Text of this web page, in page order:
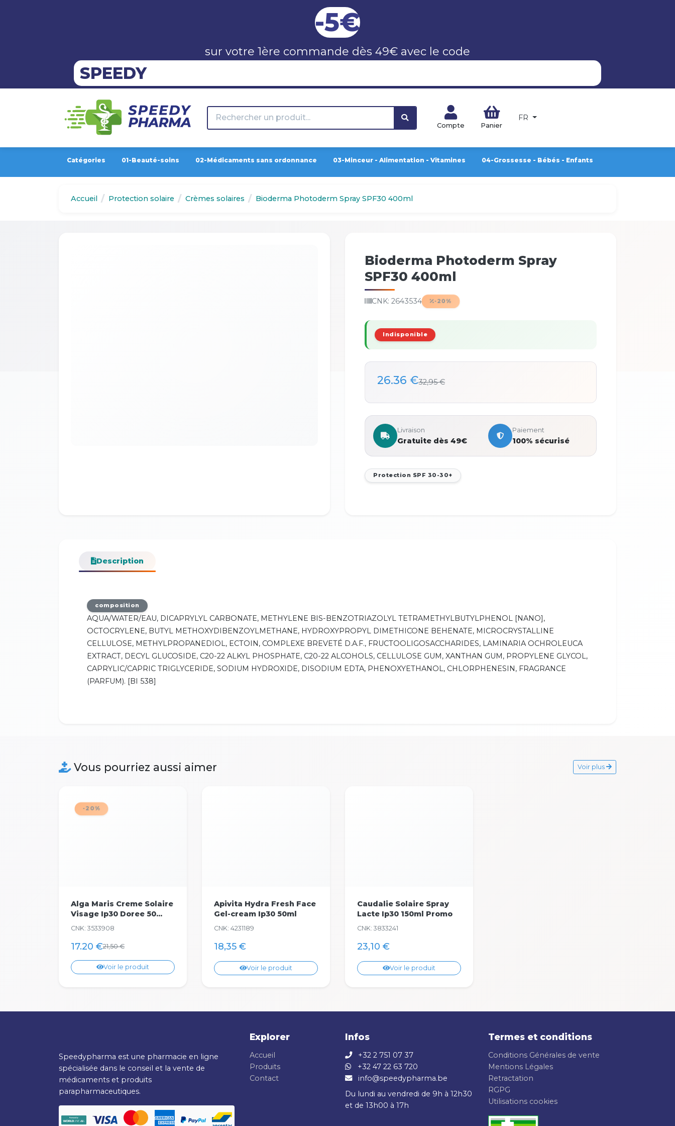
-5€
sur votre 1ère commande dès 49€ avec le code
SPEEDY
Compte Panier
FR
Catégories 01-Beauté-soins 02-Médicaments sans ordonnance 03-Minceur - Alimentation - Vitamines 04-Grossesse - Bébés - Enfants
Accueil Protection solaire Crèmes solaires Bioderma Photoderm Spray SPF30 400ml
Bioderma Photoderm Spray
SPF30 400ml
CNK: 2643534 -20%
Indisponible
26.36 €32,95 €
Livraison
Gratuite dès 49€
Paiement
100% sécurisé
Protection SPF 30-30+
Description
composition
AQUA/WATER/EAU, DICAPRYLYL CARBONATE, METHYLENE BIS-BENZOTRIAZOLYL TETRAMETHYLBUTYLPHENOL [NANO],
OCTOCRYLENE, BUTYL METHOXYDIBENZOYLMETHANE, HYDROXYPROPYL DIMETHICONE BEHENATE, MICROCRYSTALLINE
CELLULOSE, METHYLPROPANEDIOL, ECTOIN, COMPLEXE BREVETÉ D.A.F., FRUCTOOLIGOSACCHARIDES, LAMINARIA OCHROLEUCA
EXTRACT, DECYL GLUCOSIDE, C20-22 ALKYL PHOSPHATE, C20-22 ALCOHOLS, CELLULOSE GUM, XANTHAN GUM, PROPYLENE GLYCOL,
CAPRYLIC/CAPRIC TRIGLYCERIDE, SODIUM HYDROXIDE, DISODIUM EDTA, PHENOXYETHANOL, CHLORPHENESIN, FRAGRANCE
(PARFUM). [BI 538]
Vous pourriez aussi aimer Voir plus
-20%
Alga Maris Creme Solaire
Visage Ip30 Doree 50...
CNK: 3533908
17.20 €21,50 €
Voir le produit
Apivita Hydra Fresh Face
Gel-cream Ip30 50ml
CNK: 4231189
18,35 €
Voir le produit
Caudalie Solaire Spray
Lacte Ip30 150ml Promo
CNK: 3833241
23,10 €
Voir le produit
Speedypharma est une pharmacie en ligne
spécialisée dans le conseil et la vente de
médicaments et produits
parapharmaceutiques.
Explorer
Accueil
Produits
Contact
Infos
+32 2 751 07 37
+32 47 22 63 720
info@speedypharma.be
Du lundi au vendredi de 9h à 12h30
et de 13h00 à 17h
Termes et conditions
Conditions Générales de vente
Mentions Légales
Retractation
RGPG
Utilisations cookies